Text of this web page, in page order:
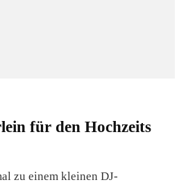
für den Hochzeits
zu einem kleinen DJ-